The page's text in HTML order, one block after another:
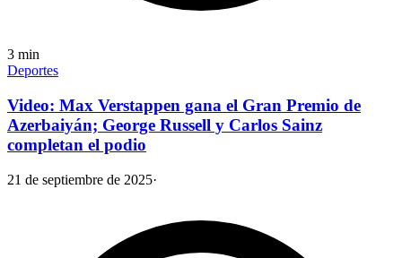
3 min
Deportes
Video: Max Verstappen gana el Gran Premio de
Azerbaiyán; George Russell y Carlos Sainz
completan el podio
21 de septiembre de 2025·